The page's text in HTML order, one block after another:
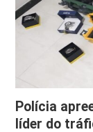
Polícia
líder do